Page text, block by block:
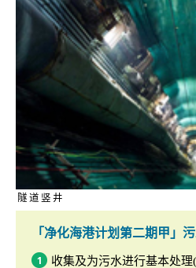
隧道竖井
「净化海港计划第二期甲」
收集及为污水进行基本处理